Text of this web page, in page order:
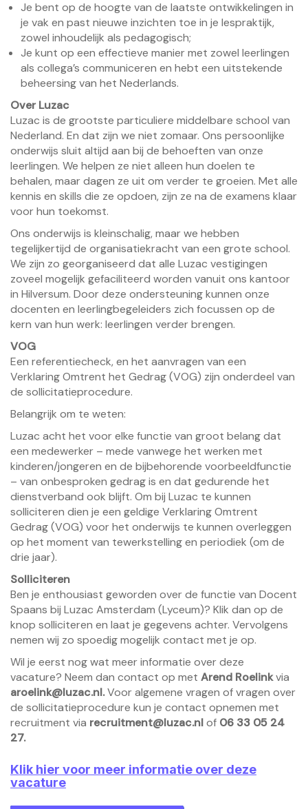
Je bent op de hoogte van de laatste ontwikkelingen in
je vak en past nieuwe inzichten toe in je lespraktijk,
zowel inhoudelijk als pedagogisch;
Je kunt op een effectieve manier met zowel leerlingen
als collega’s communiceren en hebt een uitstekende
beheersing van het Nederlands.
Over Luzac
Luzac is de grootste particuliere middelbare school van
Nederland. En dat zijn we niet zomaar. Ons persoonlijke
onderwijs sluit altijd aan bij de behoeften van onze
leerlingen. We helpen ze niet alleen hun doelen te
behalen, maar dagen ze uit om verder te groeien. Met alle
kennis en skills die ze opdoen, zijn ze na de examens klaar
voor hun toekomst.
Ons onderwijs is kleinschalig, maar we hebben
tegelijkertijd de organisatiekracht van een grote school.
We zijn zo georganiseerd dat alle Luzac vestigingen
zoveel mogelijk gefaciliteerd worden vanuit ons kantoor
in Hilversum. Door deze ondersteuning kunnen onze
docenten en leerlingbegeleiders zich focussen op de
kern van hun werk: leerlingen verder brengen.
VOG
Een referentiecheck, en het aanvragen van een
Verklaring Omtrent het Gedrag (VOG) zijn onderdeel van
de sollicitatieprocedure.
Belangrijk om te weten:
Luzac acht het voor elke functie van groot belang dat
een medewerker – mede vanwege het werken met
kinderen/jongeren en de bijbehorende voorbeeldfunctie
– van onbesproken gedrag is en dat gedurende het
dienstverband ook blijft. Om bij Luzac te kunnen
solliciteren dien je een geldige Verklaring Omtrent
Gedrag (VOG) voor het onderwijs te kunnen overleggen
op het moment van tewerkstelling en periodiek (om de
drie jaar).
Solliciteren
Ben je enthousiast geworden over de functie van Docent
Spaans bij Luzac Amsterdam (Lyceum)? Klik dan op de
knop solliciteren en laat je gegevens achter. Vervolgens
nemen wij zo spoedig mogelijk contact met je op.
Wil je eerst nog wat meer informatie over deze
vacature? Neem dan contact op met Arend Roelinkvia
aroelink@luzac.nl.Voor algemene vragen of vragen over
de sollicitatieprocedure kun je contact opnemen met
recruitment via recruitment@luzac.nlof 06 33 05 24
27.
Klik hier voor meer informatie over deze
vacature